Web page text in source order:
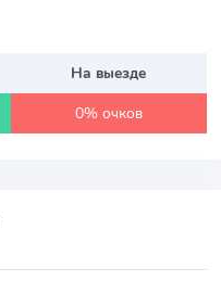
На выезде
0% очков